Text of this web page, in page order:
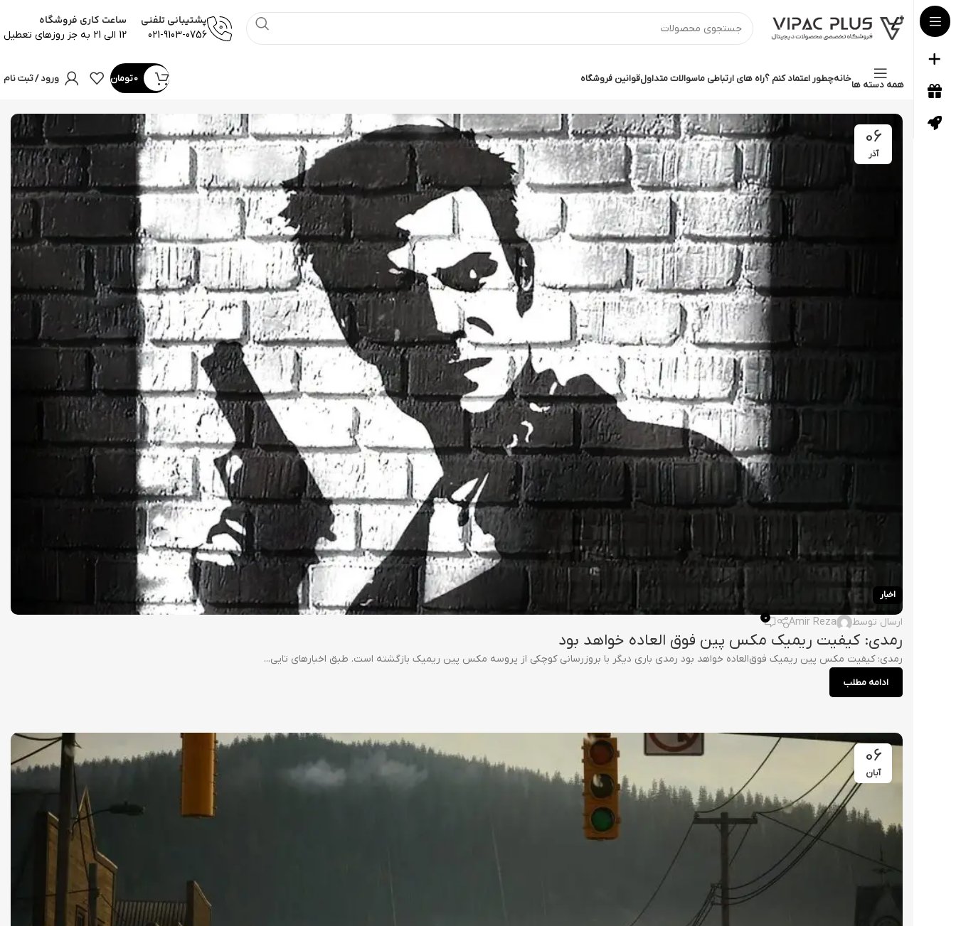
پشتیبانی تلفنی
021-9103-0756
ساعت کاری فروشگاه
12 الی 21 به جز روزهای تعطیل
همه دسته ها
خانهچطور اعتماد کنم ؟راه های ارتباطی ماسوالات متداولقوانین فروشگاه 0تومان ورود / ثبت نام
06
آذر
اخبار
ارسال توسط Amir Reza
0
رمدی: کیفیت ریمیک مکس پین فوق العاده خواهد بود
رمدی: کیفیت مکس پین ریمیک فوق‌العاده خواهد بود رمدی باری دیگر با بروزرسانی کوچکی از پروسه مکس پین ریمیک بازگشته است. طبق اخبارهای تایی...
ادامه مطلب
06
آبان